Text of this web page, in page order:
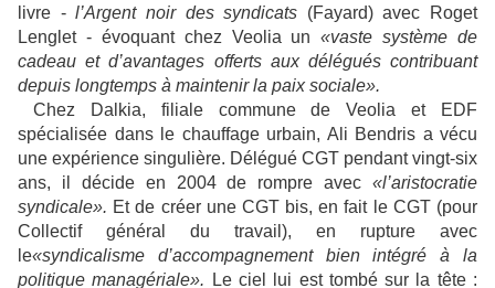
livre -l’Argent noir des syndicats (Fayard) avec Roget
Lenglet - évoquant chez Veolia un«vaste système de
cadeau et d’avantages offerts aux délégués contribuant
depuis longtemps à maintenir la paix sociale».
Chez Dalkia, filiale commune de Veolia et EDF
spécialisée dans le chauffage urbain, Ali Bendris a vécu
une expérience singulière. Délégué CGT pendant vingt-six
ans, il décide en 2004 de rompre avec «l’aristocratie
syndicale». Et de créer une CGT bis, en fait le CGT (pour
Collectif général du travail), en rupture avec
le«syndicalisme d’accompagnement bien intégré à la
politique managériale». Le ciel lui est tombé sur la tête :